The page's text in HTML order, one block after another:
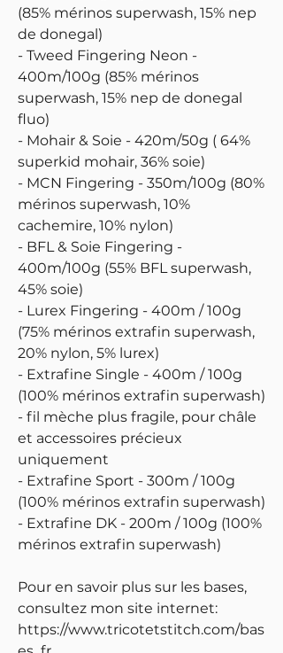
(85% mérinos superwash, 15% nep
de donegal)
- Tweed Fingering Neon -
400m/100g (85% mérinos
superwash, 15% nep de donegal
fluo)
- Mohair & Soie - 420m/50g ( 64%
superkid mohair, 36% soie)
- MCN Fingering - 350m/100g (80%
mérinos superwash, 10%
cachemire, 10% nylon)
- BFL & Soie Fingering -
400m/100g (55% BFL superwash,
45% soie)
- Lurex Fingering - 400m / 100g
(75% mérinos extrafin superwash,
20% nylon, 5% lurex)
- Extrafine Single - 400m / 100g
(100% mérinos extrafin superwash)
- fil mèche plus fragile, pour châle
et accessoires précieux
uniquement
- Extrafine Sport - 300m / 100g
(100% mérinos extrafin superwash)
- Extrafine DK - 200m / 100g (100%
mérinos extrafin superwash)
Pour en savoir plus sur les bases,
consultez mon site internet:
https://www.tricotetstitch.com/bas